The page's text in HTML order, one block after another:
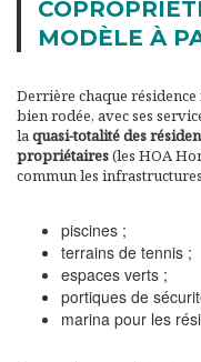
MODÈLE À
Derrière chaque
bien rodée, avec ses
laquasi-totalité des
propriétaires(les HOA
commun les
piscines ;
terrains de tennis ;
espaces verts ;
portiques de
marina pour les